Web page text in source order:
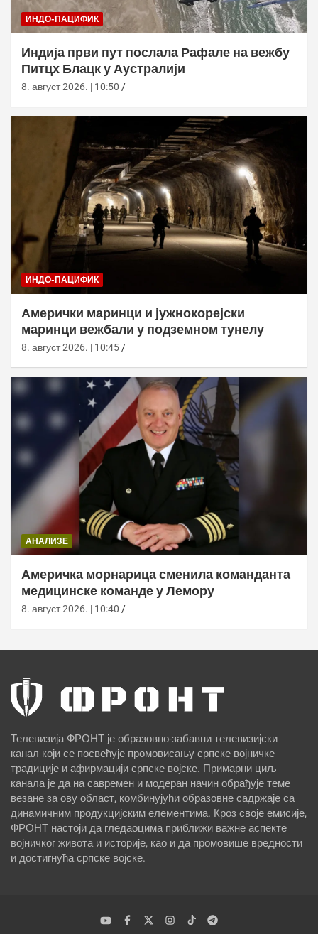
ИНДО-ПАЦИФИК
Индија први пут послала Рафале на вежбу
Питцх Блацк у Аустралији
8. август 2026. | 10:50
ИНДО-ПАЦИФИК
Амерички маринци и јужнокорејски
маринци вежбали у подземном тунелу
8. август 2026. | 10:45
АНАЛИЗЕ
Америчка морнарица сменила команданта
медицинске команде у Лемору
8. август 2026. | 10:40
Телевизија ФРОНТ је образовно-забавни телевизијски
канал који се посвећује промовисању српске војничке
традиције и афирмацији српске војске. Примарни циљ
канала је да на савремен и модеран начин обрађује теме
везане за ову област, комбинујући образовне садржаје са
динамичним продукцијским елементима. Кроз своје емисије,
ФРОНТ настоји да гледаоцима приближи важне аспекте
војничког живота и историје, као и да промовише вредности
и достигнућа српске војске.